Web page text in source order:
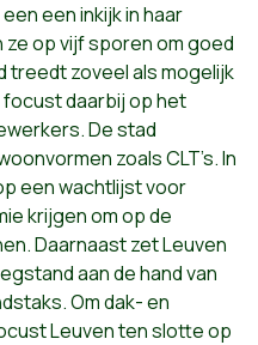
een inkijk in haar
op vijf sporen om goed
treedt zoveel als mogelijk
daarbij op het
De stad
zoals CLT’s. In
een wachtlijst voor
krijgen om op de
Daarnaast zet Leuven
aan de hand van
Om dak- en
Leuven ten slotte op